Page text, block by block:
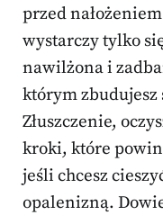
przed
wystarczy tylko
nawilżona i
którym
Złuszczenie,
kroki, które
jeśli chcesz
opalenizną.